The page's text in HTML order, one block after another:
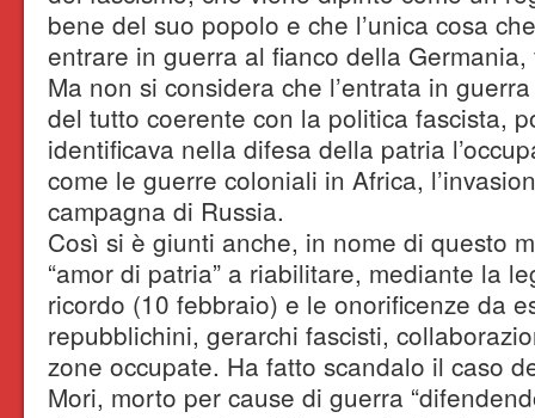
bene del suo popolo e che l’unica cosa
entrare in guerra al fianco della
Ma non si considera che l’entrata in
del tutto coerente con la politica fascista,
identificava nella difesa della patria
come le guerre coloniali in Africa,
campagna di Russia.
Così si è giunti anche, in nome di questo
“amor di patria” a riabilitare, mediante la
ricordo (10 febbraio) e le onorificenze da
repubblichini, gerarchi fascisti,
zone occupate. Ha fatto scandalo il caso
Mori, morto per cause di guerra